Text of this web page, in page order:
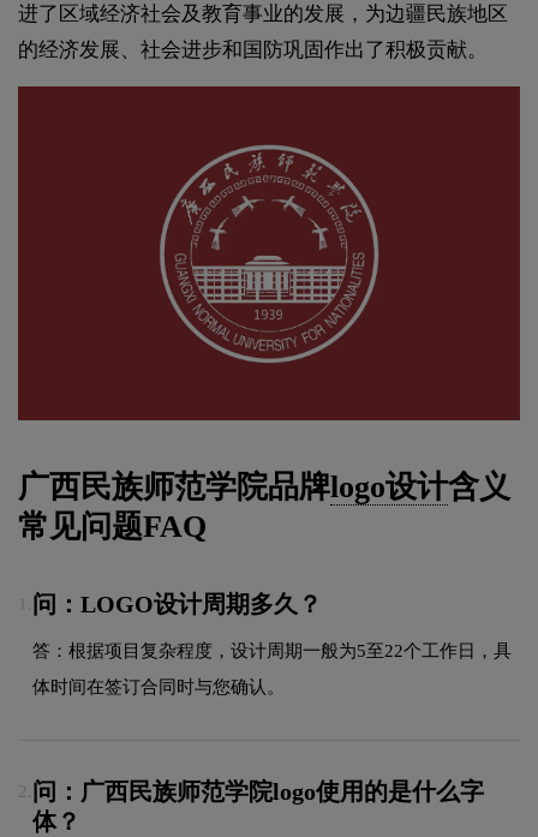
进了区域经济社会及教育事业的发展，为边疆民族地区
的经济发展、社会进步和国防巩固作出了积极贡献。
广西民族师范学院品牌logo设计含义
常见问题FAQ
问：LOGO设计周期多久？
答：根据项目复杂程度，设计周期一般为5至22个工作日，具
体时间在签订合同时与您确认。
2. 问：广西民族师范学院logo使用的是什么字
体？